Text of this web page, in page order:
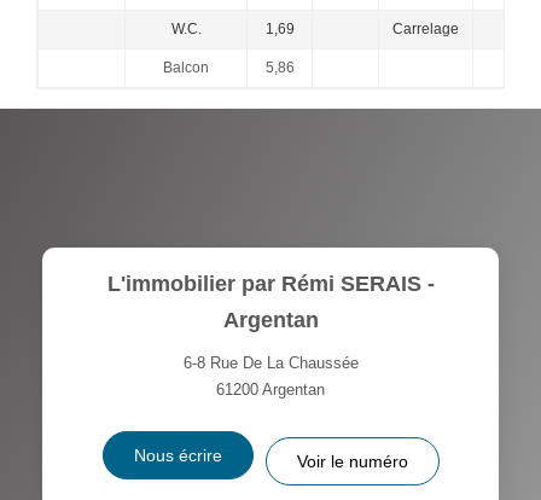
W.C. 1,69 Carrelage
Balcon 5,86
L'immobilier par Rémi SERAIS -
Argentan
6-8 Rue De La Chaussée
61200 Argentan
Nous écrire Voir le numéro